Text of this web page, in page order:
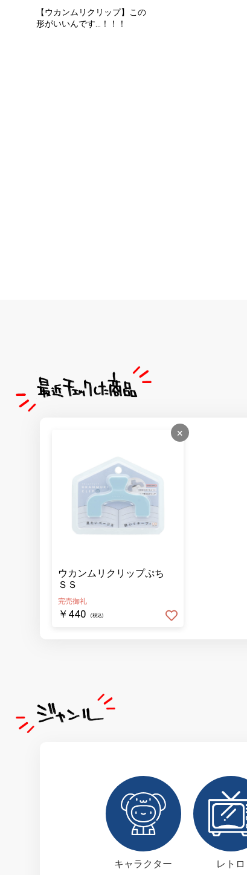
【ウカンムリクリップ】この
形がいいんです…！！！
×
ウカンムリクリップぷち
ＳＳ
完売御礼
￥440 (税込)
キャラクター レトロ